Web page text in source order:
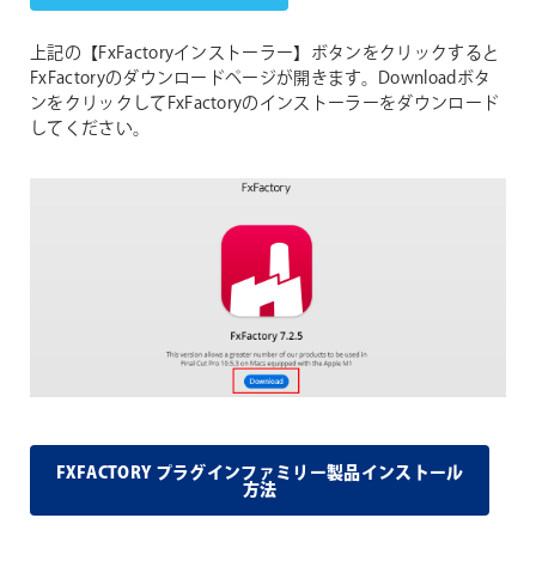
上記の【FxFactoryインストーラー】ボタンをクリックすると
FxFactoryのダウンロードページが開きます。Downloadボタ
ンをクリックしてFxFactoryのインストーラーをダウンロード
してください。
FXFACTORY プラグインファミリー製品インストール
方法